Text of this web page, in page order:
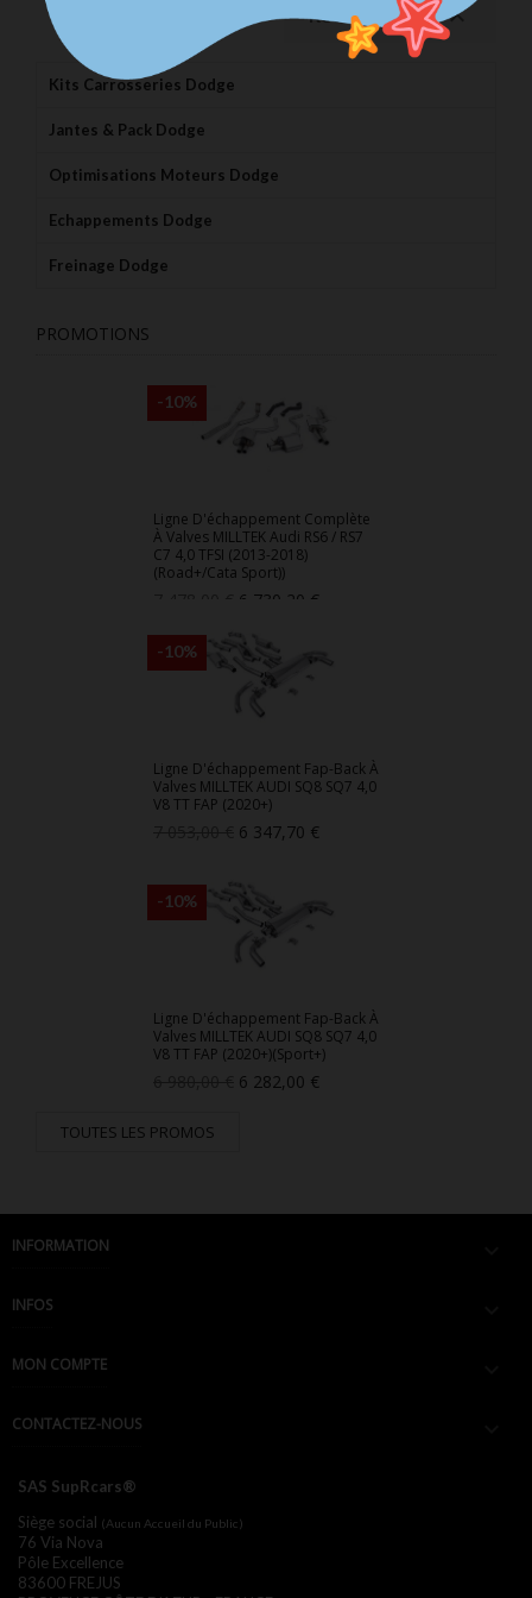
Retour en haut
Kits Carrosseries Dodge
Jantes & Pack Dodge
Optimisations Moteurs Dodge
Echappements Dodge
Freinage Dodge
PROMOTIONS
Ligne D'échappement Complète
À Valves MILLTEK Audi RS6 / RS7
C7 4,0 TFSI (2013-2018)
(Road+/Cata Sport))
base
Prix
6 730,20 €
-10%
Ligne D'échappement Fap-Back À
Valves MILLTEK AUDI SQ8 SQ7 4,0
V8 TT FAP (2020+)
Prix
6 347,70 €
-10%
Ligne D'échappement Fap-Back À
Valves MILLTEK AUDI SQ8 SQ7 4,0
V8 TT FAP (2020+)(Sport+)
base
Prix
6 282,00 €
-10%
TOUTES LES PROMOS
INFORMATION
INFOS
MON COMPTE
CONTACTEZ-NOUS
SAS SupRcars®
Siège social (Aucun Accueil du Public)
76 Via Nova
Pôle Excellence
83600 FREJUS